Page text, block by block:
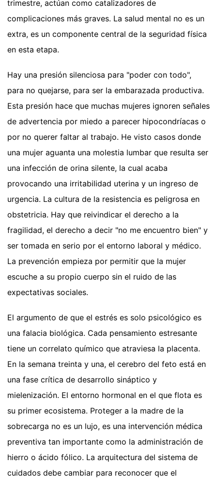
trimestre, actúan como catalizadores de
complicaciones más graves. La salud mental no es un
extra, es un componente central de la seguridad física
en esta etapa.
Hay una presión silenciosa para "poder con todo",
para no quejarse, para ser la embarazada productiva.
Esta presión hace que muchas mujeres ignoren señales
de advertencia por miedo a parecer hipocondríacas o
por no querer faltar al trabajo. He visto casos donde
una mujer aguanta una molestia lumbar que resulta ser
una infección de orina silente, la cual acaba
provocando una irritabilidad uterina y un ingreso de
urgencia. La cultura de la resistencia es peligrosa en
obstetricia. Hay que reivindicar el derecho a la
fragilidad, el derecho a decir "no me encuentro bien" y
ser tomada en serio por el entorno laboral y médico.
La prevención empieza por permitir que la mujer
escuche a su propio cuerpo sin el ruido de las
expectativas sociales.
El argumento de que el estrés es solo psicológico es
una falacia biológica. Cada pensamiento estresante
tiene un correlato químico que atraviesa la placenta.
En la semana treinta y una, el cerebro del feto está en
una fase crítica de desarrollo sináptico y
mielenización. El entorno hormonal en el que flota es
su primer ecosistema. Proteger a la madre de la
sobrecarga no es un lujo, es una intervención médica
preventiva tan importante como la administración de
hierro o ácido fólico. La arquitectura del sistema de
cuidados debe cambiar para reconocer que el